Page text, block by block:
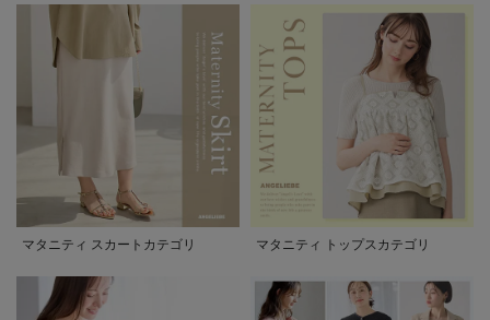
マタニティ スカートカテゴリ マタニティ トップスカテゴリ